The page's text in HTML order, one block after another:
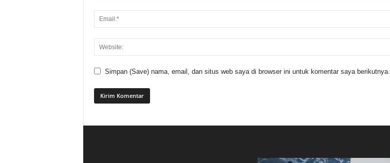
Simpan (Save) nama, email, dan situs web saya di browser ini untuk komentar saya berikutnya.